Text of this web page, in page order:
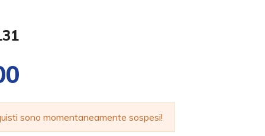
sono momentaneamente sospesi!